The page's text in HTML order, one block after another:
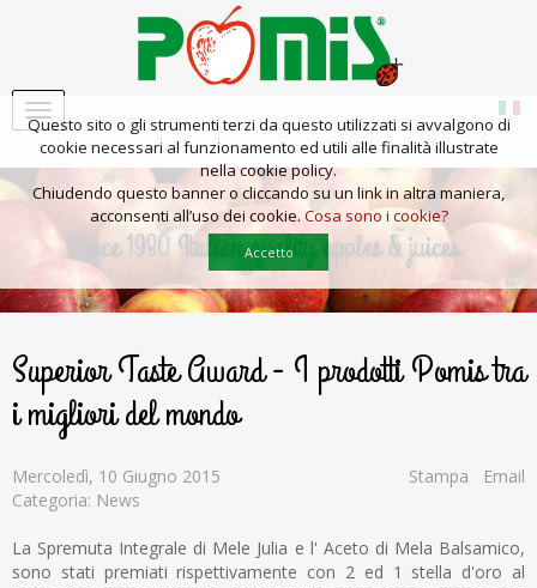
100%
ITALIAN
100%
Since 1980 Italian quality apples & juices.
Superior Taste Award - I prodotti Pomis tra
i migliori del mondo
Stampa Email
Mercoledì, 10 Giugno 2015
Categoria: News
La Spremuta Integrale di Mele Julia e l' Aceto di Mela Balsamico,
sono stati premiati rispettivamente con 2 ed 1 stella d'oro al
Questo sito o gli strumenti terzi da questo utilizzati si avvalgono di
cookie necessari al funzionamento ed utili alle finalità illustrate
nella cookie policy.
Chiudendo questo banner o cliccando su un link in altra maniera,
acconsenti all’uso dei cookie. Cosa sono i cookie?
Accetto